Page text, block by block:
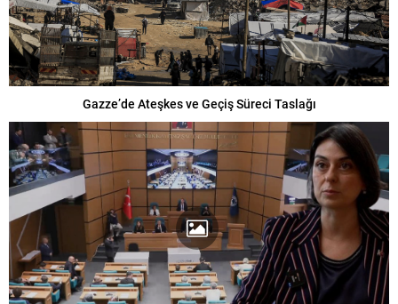
Gazze’de Ateşkes ve Geçiş Süreci Taslağı